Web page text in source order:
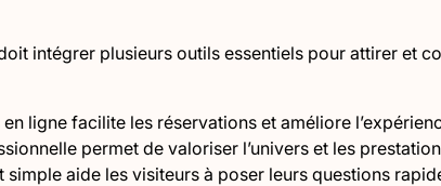
intégrer plusieurs outils essentiels pour attirer et
ligne facilite les réservations et améliore
permet de valoriser l’univers et les
aide les visiteurs à poser leurs questions